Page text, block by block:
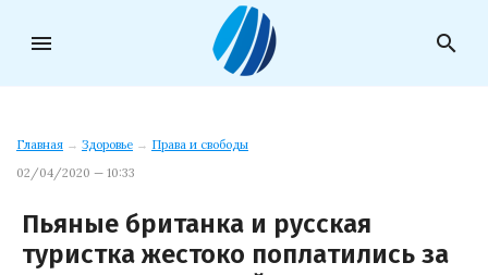
menu search
Главная → Здоровье → Права и свободы
02/04/2020 — 10:33
Пьяные британка и русская
туристка жестоко поплатились за